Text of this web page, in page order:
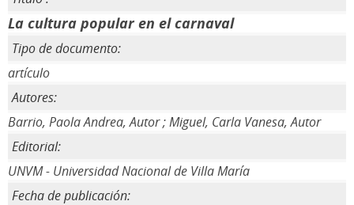
La cultura popular en el carnaval
Tipo de documento:
artículo
Autores:
Barrio, Paola Andrea, Autor ; Miguel, Carla Vanesa, Autor
Editorial:
UNVM - Universidad Nacional de Villa María
Fecha de publicación: